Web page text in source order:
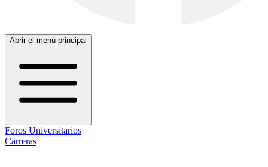
Abrir el menú principal
Foros Universitarios
Carreras